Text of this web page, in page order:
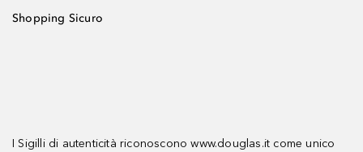
Shopping Sicuro
I Sigilli di autenticità riconoscono www.douglas.it come unico